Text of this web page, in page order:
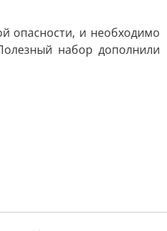
опасности, и необходимо
набор дополнили